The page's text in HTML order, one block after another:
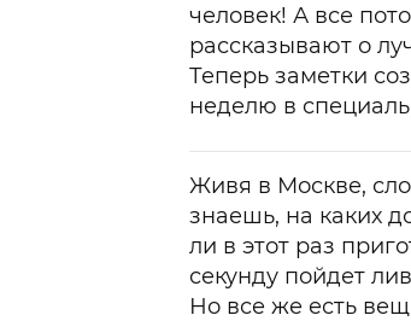
человек! А все
рассказывают о
Теперь заметки
неделю в
Живя в Москве,
знаешь, на каких
ли в этот раз
секунду пойдет
Но все же есть